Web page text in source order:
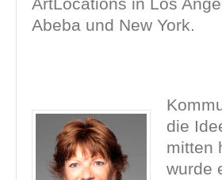
Abeba und New York.
die
mitten
wurde